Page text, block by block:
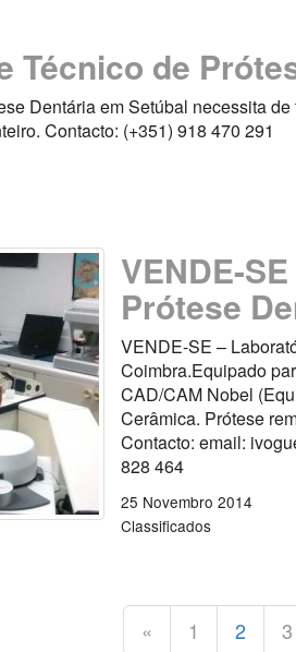
Técnico de
Dentária em Setúbal necessita
Contacto: (+351) 918 470 291
VENDE-
Prótese
VENDE-SE –
Coimbra.Equipado
CAD/CAM Nobel
Cerâmica. Prótese
Contacto: email:
828 464
25 Novembro 2014
Classificados
« 1 2 3